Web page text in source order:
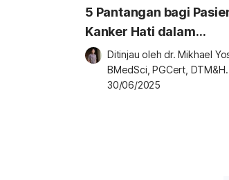
5 Pantangan bagi
Kanker Hati dalam
Pengobatan
Ditinjau oleh dr. Mikhael
BMedSci, PGCert, DTM&H.
30/06/2025